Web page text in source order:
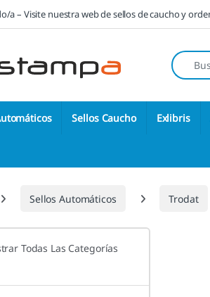
a – Visite nuestra web de sellos de caucho y
Sellos Caucho Exlibris
Sellos Automáticos Trodat
Todas Las Categorías